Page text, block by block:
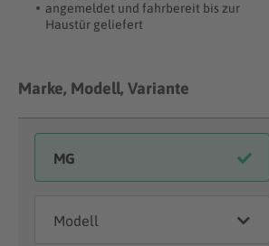
angemeldet und fahrbereit bis zur
Haustür geliefert
Marke, Modell, Variante